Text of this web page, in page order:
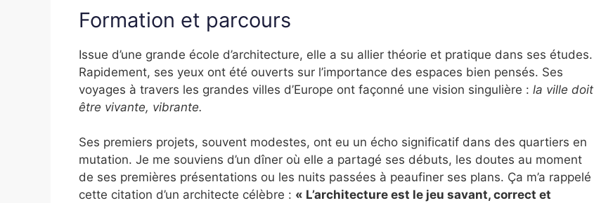
Formation et parcours
Issue d’une grande école d’architecture, elle a su allier théorie et pratique dans ses études.
Rapidement, ses yeux ont été ouverts sur l’importance des espaces bien pensés. Ses
voyages à travers les grandes villes d’Europe ont façonné une vision singulière : la ville doit
être vivante, vibrante.
Ses premiers projets, souvent modestes, ont eu un écho significatif dans des quartiers en
mutation. Je me souviens d’un dîner où elle a partagé ses débuts, les doutes au moment
de ses premières présentations ou les nuits passées à peaufiner ses plans. Ça m’a rappelé
cette citation d’un architecte célèbre : « L’architecture est le jeu savant, correct et